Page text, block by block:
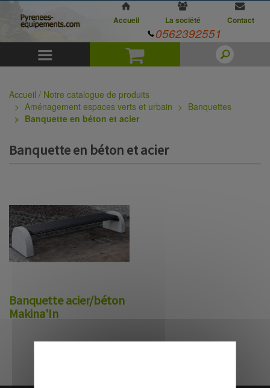
Panier
Accueil La société Contact
0562392551
Accueil / Notre catalogue de produits
Aménagement espaces verts et urbain
Banquettes
Banquette en béton et acier
Banquette en béton et acier
Banquette acier/béton
Makina'In